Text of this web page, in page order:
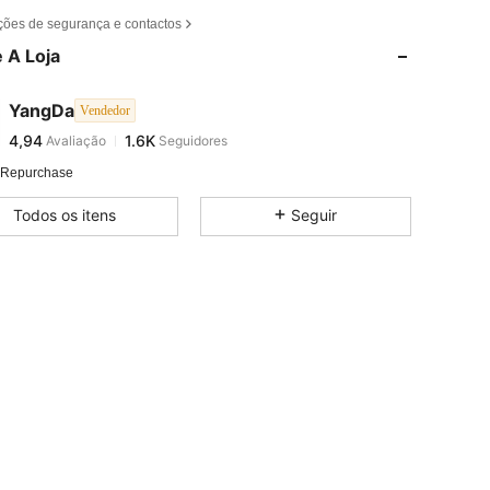
de segurança e contactos
A Loja
YangDa Vendedor
4,94
1.6K
4,94
1.6K
c***eseguiu1 dia atrás
4,94
1.6K
Todos os itens Seguir